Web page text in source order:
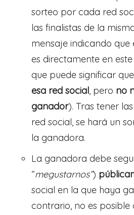
sorteo por cada red
las finalistas de la
mensaje indicando
es directamente en
que puede significar
esa red social, pero no
ganador). Tras tener
red social, se hará un
la ganadora.
La ganadora debe
“megustarnos”)
social en la que haya
contrario, no es